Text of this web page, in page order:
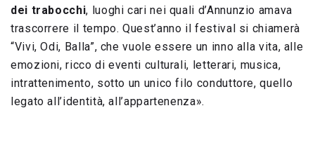
dei trabocchi, luoghi cari nei quali d’Annunzio amava
trascorrere il tempo. Quest’anno il festival si chiamerà
“Vivi, Odi, Balla”, che vuole essere un inno alla vita, alle
emozioni, ricco di eventi culturali, letterari, musica,
intrattenimento, sotto un unico filo conduttore, quello
legato all’identità, all’appartenenza».